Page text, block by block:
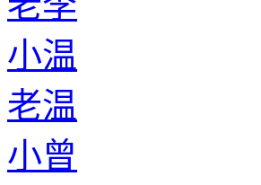
小温
老温
小曾